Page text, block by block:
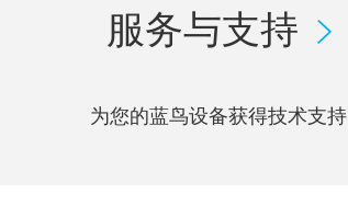
服务与支持
为您的蓝鸟设备获得技术支持